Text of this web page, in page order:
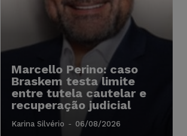
Marcello Perino: caso
Braskem testa limite
entre tutela cautelar e
recuperação judicial
Karina Silvério - 06/08/2026